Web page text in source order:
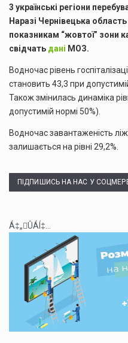
3 українські регіони
Наразі Чернівецька
показникам “жовтої” зони
свідчать дані МОЗ.
Водночас рівень
становить 43,3 при
Також змінилась динаміка
допустимій нормі 50%).
Водночас завантаженість
залишається на рівні 29,2%.
ПІДПИШИСЬ НА НАС У
Á‡„ÛÁÍ‡...